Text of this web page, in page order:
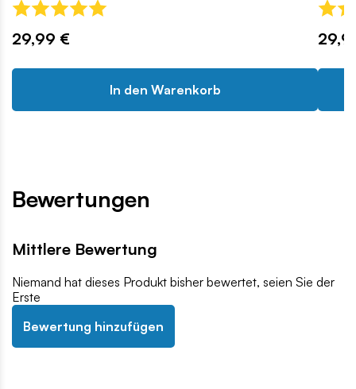
29,99 €
In den Warenkorb
Bewertungen
Mittlere Bewertung
Niemand hat dieses Produkt bisher bewertet, seien Sie der
Erste
Bewertung hinzufügen